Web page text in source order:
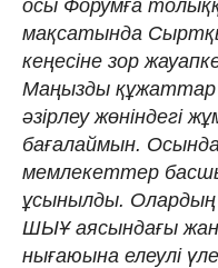
осы Форумға
мақсатында
кеңесіне зор
Маңызды құжаттар
әзірлеу жөніндегі
бағалаймын.
мемлекеттер
ұсынылды. Олардың
ШЫҰ аясындағы
нығаюына елеулі